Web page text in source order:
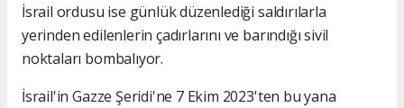
İsrail ordusu ise günlük düzenlediği saldırılarla
yerinden edilenlerin çadırlarını ve barındığı sivil
noktaları bombalıyor.
İsrail'in Gazze Şeridi'ne 7 Ekim 2023'ten bu yana